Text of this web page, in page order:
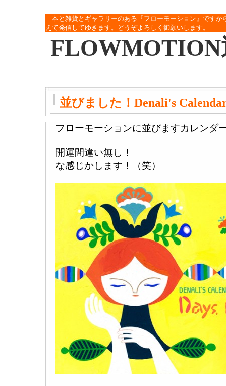
本と雑貨とギャラリーのある『フローモーション』です
えて発信してゆきます。どうぞよろしく御願いします。
FLOWMOTION
並びました！Denali's
フローモーションに並びますカレンダ
開運間違い無し！
な感じかします！（笑）